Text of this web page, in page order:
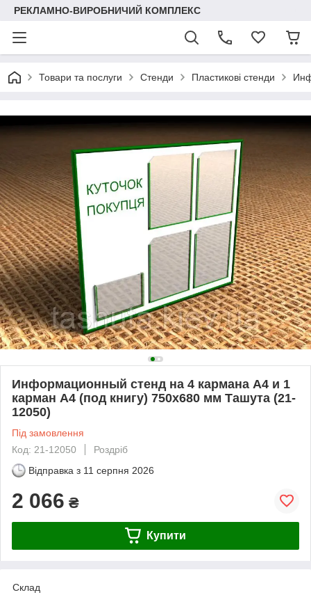
РЕКЛАМНО-ВИРОБНИЧИЙ КОМПЛЕКС
Товари та послуги Стенди Пластикові стенди
Информационный стенд на 4 кармана А4 и 1
карман А4 (под книгу) 750х680 мм Ташута (21-
12050)
Під замовлення
Код: 21-12050
Роздріб
Відправка з 11 серпня 2026
2 066 ₴
Купити
Склад